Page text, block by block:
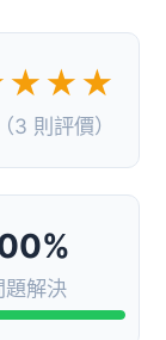
3 則評價）
題解決